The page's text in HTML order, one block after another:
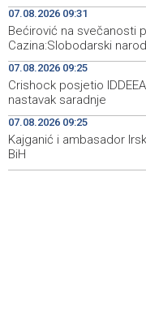
09:41 U Sarajevu
09:32 Crnogorska vlada
09:31
Bećirović na
Cazina:Slobodarski
09:27
'Gastro Livno
proizvođače
07.08.2026 09:31
Bećirović na svečanosti
Cazina:Slobodarski
07.08.2026 09:25
Crishock posjetio
nastavak saradnje
07.08.2026 09:25
Kajganić i ambasador
BiH